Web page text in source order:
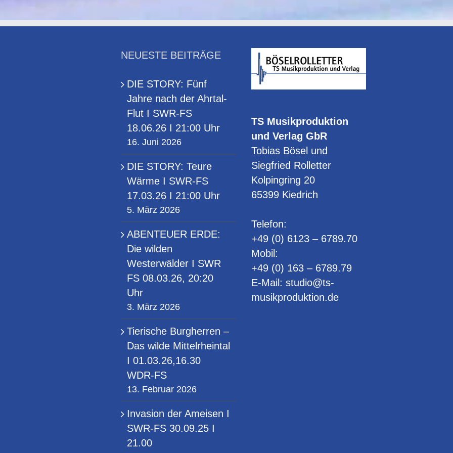
I
08.03.26,
Uhr
WDR-
I
NEUESTE BEITRÄGE
DIE STORY: Fünf
Jahre nach der Ahrtal-
Flut I SWR-FS
18.06.26 I 21:00 Uhr
16. Juni 2026
DIE STORY: Teure
Wärme I SWR-FS
17.03.26 I 21:00 Uhr
5. März 2026
ABENTEUER ERDE:
Die wilden
Westerwälder I SWR
FS 08.03.26, 20:20
Uhr
3. März 2026
Tierische Burgherren –
Das wilde Mittelrheintal
I 01.03.26,16.30
WDR-FS
13. Februar 2026
Invasion der Ameisen I
SWR-FS 30.09.25 I
21.00
TS Musikproduktion
und Verlag GbR
Tobias Bösel und
Siegfried Rolletter
Kolpingring 20
65399 Kiedrich
Telefon:
+49 (0) 6123 – 6789.70
Mobil:
+49 (0) 163 – 6789.79
E-Mail: studio@ts-
musikproduktion.de